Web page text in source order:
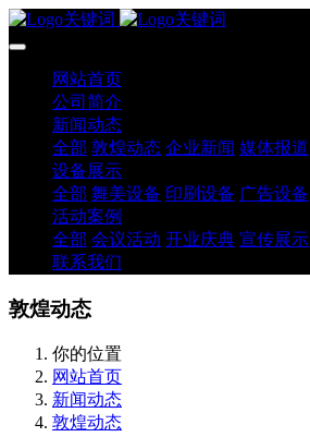
网站首页
公司简介
新闻动态
全部 敦煌动态 企业新闻 媒体报道
设备展示
全部 舞美设备 印刷设备 广告设备
活动案例
全部 会议活动 开业庆典 宣传展示
联系我们
敦煌动态
你的位置
网站首页
新闻动态
敦煌动态